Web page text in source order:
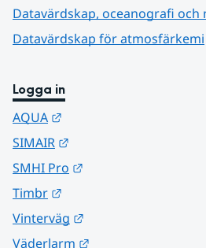
Datavärdskap, oceanografi och
Datavärdskap för atmosfärkemi
Logga in
AQUA
SIMAIR
SMHI Pro
Timbr
Vinterväg
Väderlarm